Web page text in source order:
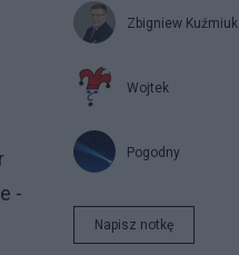
-
Zbigniew Kuźmiuk
Wojtek
Pogodny
Napisz notkę